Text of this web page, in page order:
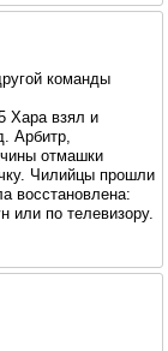
команды
Хара взял и
Арбитр,
отмашки
Чилийцы прошли
восстановлена:
или по телевизору.